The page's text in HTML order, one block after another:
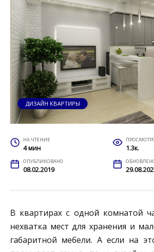
ДИЗАЙН КВАРТИРЫ
НА ЧТЕНИЕ
4 мин 1.3к.
ОПУБЛИКОВАНО
08.02.2019
В квартирах с одной комнатой
нехватка мест для хранения и
габаритной мебели. А если на